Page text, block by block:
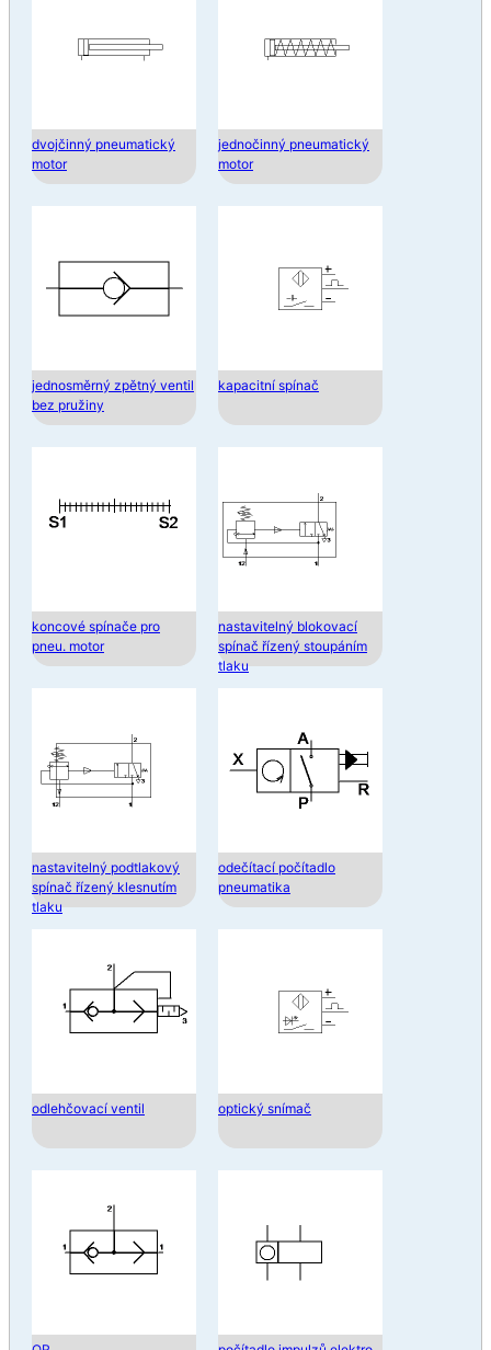
dvojčinný pneumatický
motor
jednočinný pneumatický
motor
jednosměrný zpětný ventil
bez pružiny
kapacitní spínač
koncové spínače pro
pneu. motor
nastavitelný blokovací
spínač řízený stoupáním
tlaku
nastavitelný podtlakový
spínač řízený klesnutím
tlaku
odečítací počítadlo
pneumatika
odlehčovací ventil optický snímač